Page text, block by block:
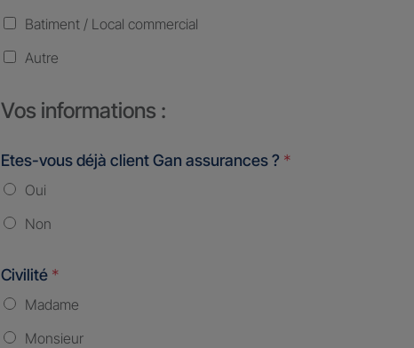
Batiment / Local commercial
Autre
Vos informations :
Etes-vous déjà client Gan assurances ? *
Oui
Non
Civilité *
Madame
Monsieur